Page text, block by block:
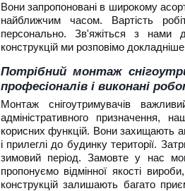
Вони запропоновані в широкому
найближчим часом. Вартість
персонально. Зв'яжіться з нами
конструкцій ми розповімо
Потрібний монтаж
професіоналів і виконані
Монтаж снігоутримувачів
адміністративного призначення,
корисних функцій. Вони захищають
і прилеглі до будинку території.
зимовий період. Замовте у нас
пропонуємо відмінної якості
конструкцій залишають багато